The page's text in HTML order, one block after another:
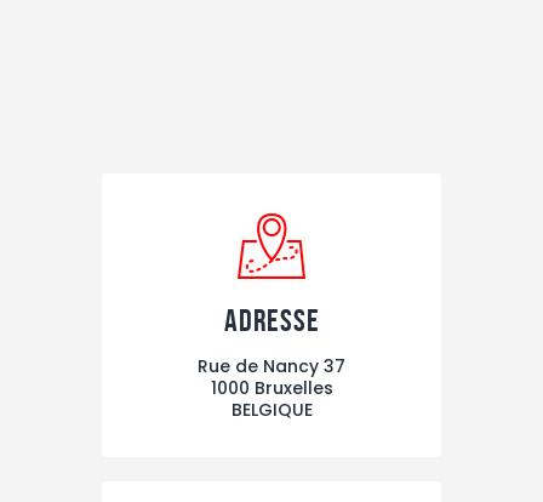
Adresse
Rue de Nancy 37
1000 Bruxelles
BELGIQUE